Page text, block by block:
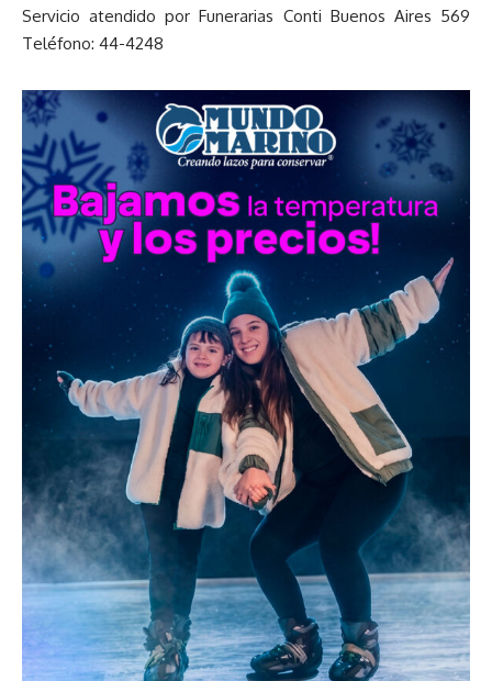
Servicio atendido por Funerarias Conti Buenos Aires 569
Teléfono: 44-4248